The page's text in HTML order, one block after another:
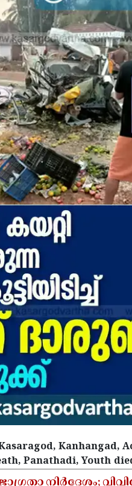
Kanhangad,
Panathadi, Youth